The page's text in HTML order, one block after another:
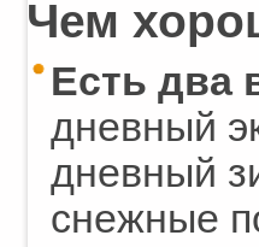
Чем
Есть два
дневный
дневный
снежные